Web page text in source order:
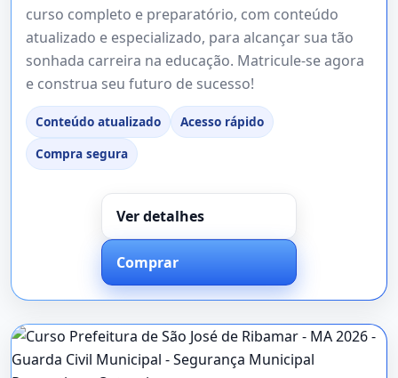
curso completo e preparatório, com conteúdo
atualizado e especializado, para alcançar sua tão
sonhada carreira na educação. Matricule-se agora
e construa seu futuro de sucesso!
Conteúdo atualizado
Acesso rápido
Compra segura
Ver detalhes
Comprar